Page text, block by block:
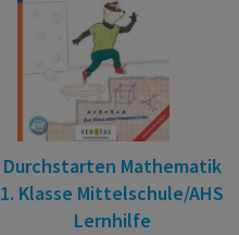
Durchstarten Mathematik
1. Klasse Mittelschule/AHS
Lernhilfe